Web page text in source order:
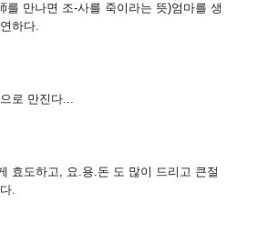
를 만나면 조-사를 죽이라는 뜻)엄마를 생
하다.
로 만진다...
효도하고, 요.용.돈 도 많이 드리고 큰절
.